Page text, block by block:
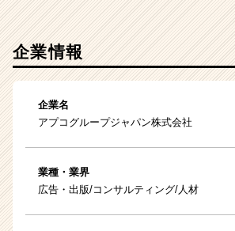
企業情報
企業名
アプコグループジャパン株式会社
業種・業界
広告・出版/コンサルティング/人材